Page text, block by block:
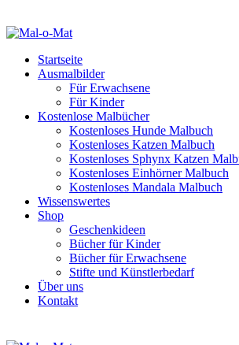
Startseite
Ausmalbilder
Für Erwachsene
Für Kinder
Kostenlose Malbücher
Kostenloses Hunde Malbuch
Kostenloses Katzen Malbuch
Kostenloses Sphynx Katzen
Kostenloses Einhörner Malbuch
Kostenloses Mandala Malbuch
Wissenswertes
Shop
Geschenkideen
Bücher für Kinder
Bücher für Erwachsene
Stifte und Künstlerbedarf
Über uns
Kontakt